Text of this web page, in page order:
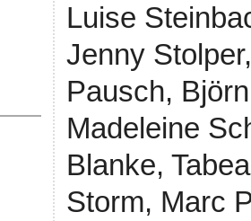
Luise
Jenny
Pausch,
Madeleine
Blanke,
Storm, Marc